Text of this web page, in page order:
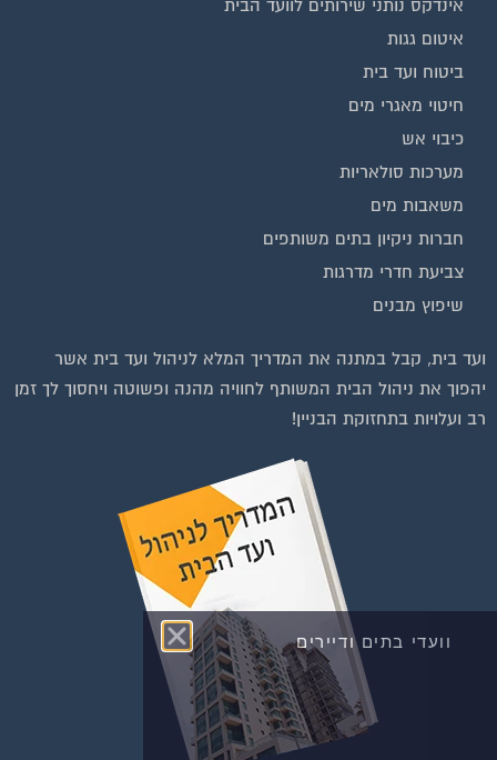
אינדקס נותני שירותים לוועד הבית
איטום גגות
ביטוח ועד בית
חיטוי מאגרי מים
כיבוי אש
מערכות סולאריות
משאבות מים
חברות ניקיון בתים משותפים
צביעת חדרי מדרגות
שיפוץ מבנים
ועד בית, קבל במתנה את המדריך המלא לניהול ועד בית אשר
יהפוך את ניהול הבית המשותף לחוויה מהנה ופשוטה ויחסוך לך זמן
רב ועלויות בתחזוקת הבניין!
וועדי בתים ודיירים
הצטרפו עכשיו לקבוצת
הפייסבוק הגדולה בישראל
הנותנת מענה לבעיות